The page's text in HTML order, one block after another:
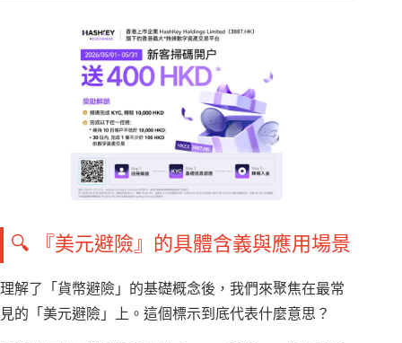
🔍 『美元避險』的具體含義與應用場景
理解了「貨幣避險」的基礎概念後，我們來聚焦在最常
見的「美元避險」上。這個標示到底代表什麼意思？